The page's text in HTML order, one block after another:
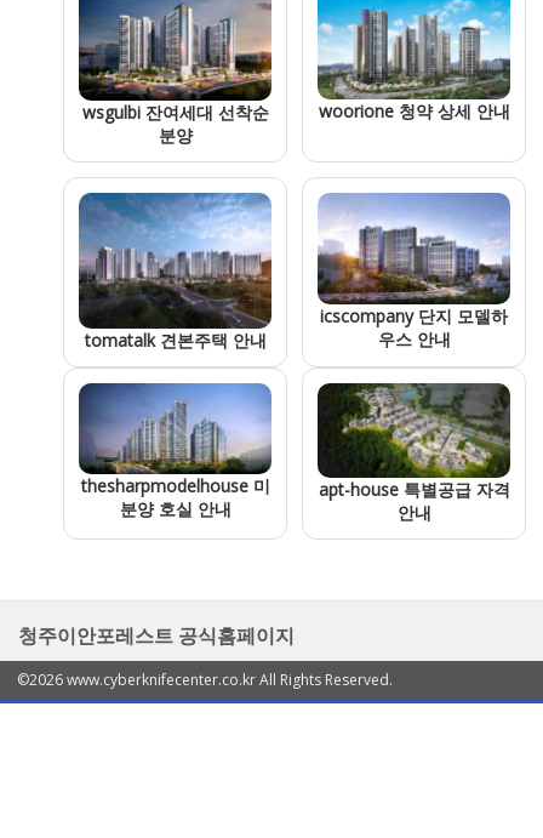
wsgulbi 잔여세대 선착순
분양
woorione 청약 상세 안내
tomatalk 견본주택 안내
icscompany 단지 모델하
우스 안내
thesharpmodelhouse 미
분양 호실 안내
apt-house 특별공급 자격
안내
청주이안포레스트 공식홈페이지
©2026 www.cyberknifecenter.co.kr All Rights Reserved.